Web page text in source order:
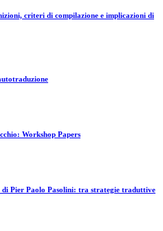
criteri di compilazione e implicazioni di
Workshop Papers
Pier Paolo Pasolini: tra strategie traduttive